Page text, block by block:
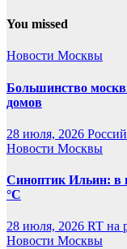
You missed
Новости Москвы
Большинство
домов
28 июля, 2026
Новости Москвы
Синоптик Ильин: в
°C
28 июля, 2026 RT на
Новости Москвы